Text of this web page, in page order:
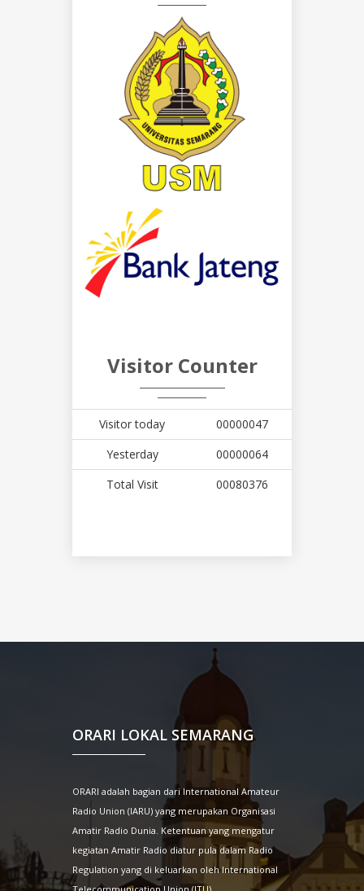
Visitor Counter
Visitor today
00000047
Yesterday
00000064
Total Visit
00080376
ORARI LOKAL SEMARANG
ORARI adalah bagian dari International Amateur
Radio Union (IARU) yang merupakan Organisasi
Amatir Radio Dunia. Ketentuan yang mengatur
kegiatan Amatir Radio diatur pula dalam Radio
Regulation yang di keluarkan oleh International